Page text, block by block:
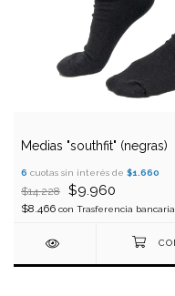
Medias "southfit" (negras)
6 cuotas sin interés de $1.660
$14.228 $9.960
$8.466 con Trasferencia bancaria